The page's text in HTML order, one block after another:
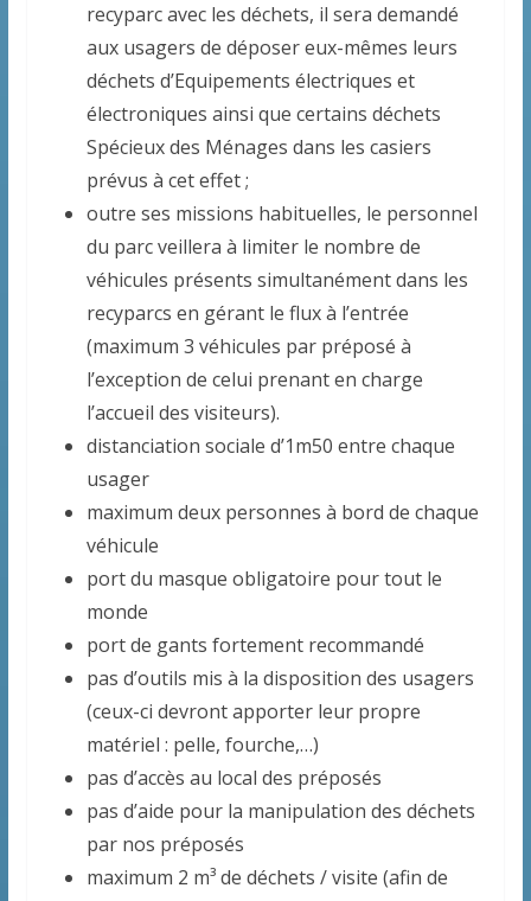
recyparc avec les déchets, il sera demandé
aux usagers de déposer eux-mêmes leurs
déchets d’Equipements électriques et
électroniques ainsi que certains déchets
Spécieux des Ménages dans les casiers
prévus à cet effet ;
outre ses missions habituelles, le personnel
du parc veillera à limiter le nombre de
véhicules présents simultanément dans les
recyparcs en gérant le flux à l’entrée
(maximum 3 véhicules par préposé à
l’exception de celui prenant en charge
l’accueil des visiteurs).
distanciation sociale d’1m50 entre chaque
usager
maximum deux personnes à bord de chaque
véhicule
port du masque obligatoire pour tout le
monde
port de gants fortement recommandé
pas d’outils mis à la disposition des usagers
(ceux-ci devront apporter leur propre
matériel : pelle, fourche,…)
pas d’accès au local des préposés
pas d’aide pour la manipulation des déchets
par nos préposés
maximum 2 m³ de déchets / visite (afin de